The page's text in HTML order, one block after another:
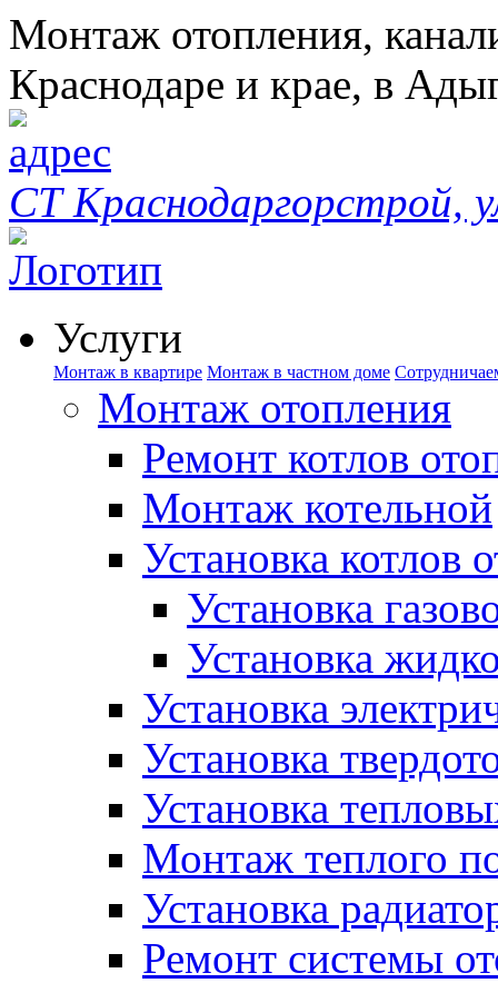
Монтаж отопления,
Краснодаре и крае, в
СТ Краснодаргорстрой,
Услуги
Монтаж в квартире Монтаж в частном доме
Монтаж отопления
Ремонт котлов
Монтаж котельной
Установка котлов
Установка
Установка
Установка
Установка
Установка
Монтаж теплого
Установка
Ремонт системы